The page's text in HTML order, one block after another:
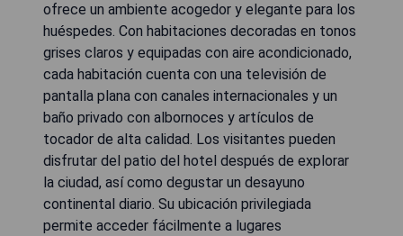
ofrece un ambiente acogedor y elegante para los
huéspedes. Con habitaciones decoradas en tonos
grises claros y equipadas con aire acondicionado,
cada habitación cuenta con una televisión de
pantalla plana con canales internacionales y un
baño privado con albornoces y artículos de
tocador de alta calidad. Los visitantes pueden
disfrutar del patio del hotel después de explorar
la ciudad, así como degustar un desayuno
continental diario. Su ubicación privilegiada
permite acceder fácilmente a lugares